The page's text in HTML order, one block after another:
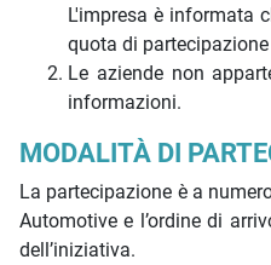
L'impresa è informata
quota di
Le aziende non
informazioni.
MODALITÀ DI
La partecipazione è a
Automotive e l’ordine di
dell’iniziativa.